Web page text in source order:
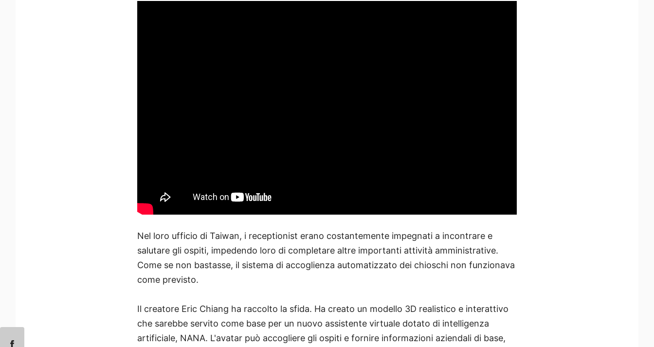
Nel loro ufficio di Taiwan, i receptionist erano costantemente impegnati a incontrare e
salutare gli ospiti, impedendo loro di completare altre importanti attività amministrative.
Come se non bastasse, il sistema di accoglienza automatizzato dei chioschi non funzionava
come previsto.
Il creatore Eric Chiang ha raccolto la sfida. Ha creato un modello 3D realistico e interattivo
che sarebbe servito come base per un nuovo assistente virtuale dotato di intelligenza
artificiale, NANA. L'avatar può accogliere gli ospiti e fornire informazioni aziendali di base,